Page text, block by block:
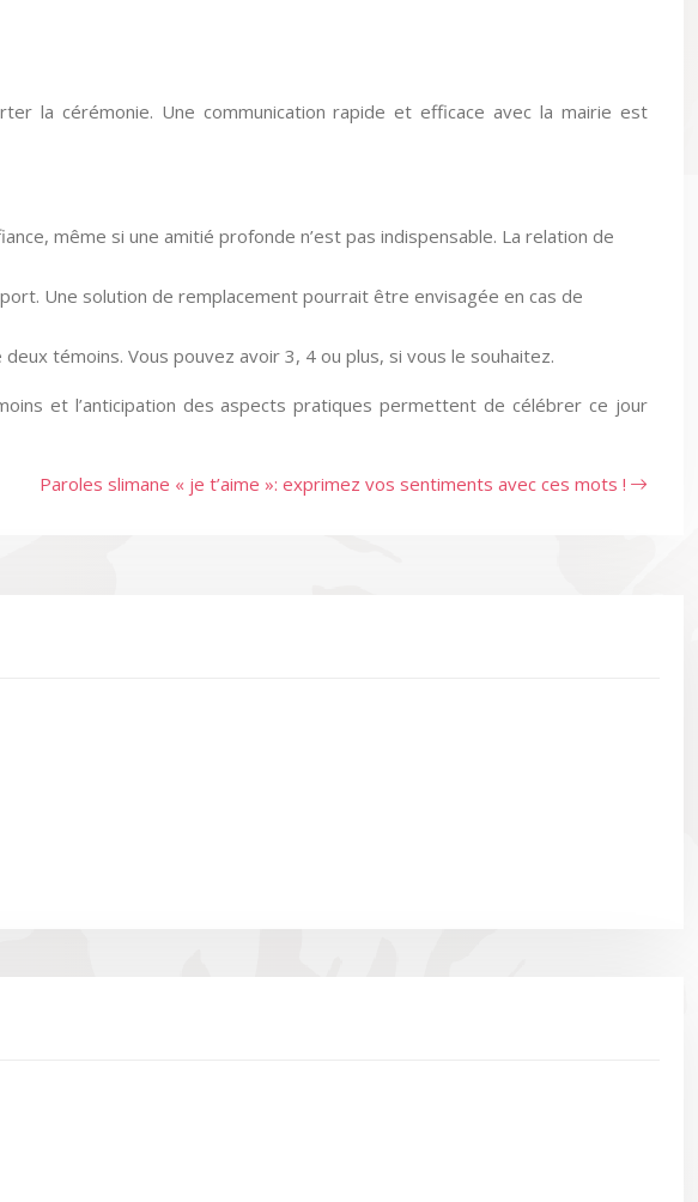
la cérémonie. Une communication rapide et efficace avec la mairie est
même si une amitié profonde n’est pas indispensable. La relation de
Une solution de remplacement pourrait être envisagée en cas de
témoins. Vous pouvez avoir 3, 4 ou plus, si vous le souhaitez.
et l’anticipation des aspects pratiques permettent de célébrer ce jour
Paroles slimane « je t’aime »: exprimez vos sentiments avec ces mots !